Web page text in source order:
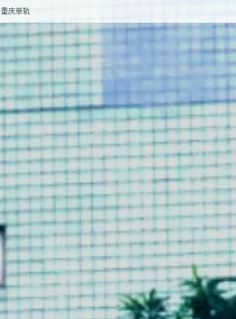
重庆单轨